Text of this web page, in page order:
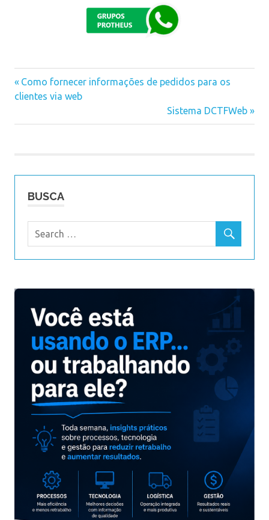
Navegação
Previous
Post:
Como fornecer informações de pedidos para os
clientes via web
Next
Post:
Sistema DCTFWeb
BUSCA